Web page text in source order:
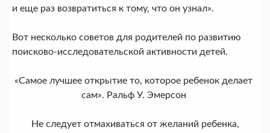
и еще раз возвратиться к тому, что он узнал».
Вот несколько советов для родителей по развитию
поисково-исследовательской активности детей.
«Самое лучшее открытие то, которое ребенок делает
сам». Ральф У. Эмерсон
Не следует отмахиваться от же­ланий ребенка,